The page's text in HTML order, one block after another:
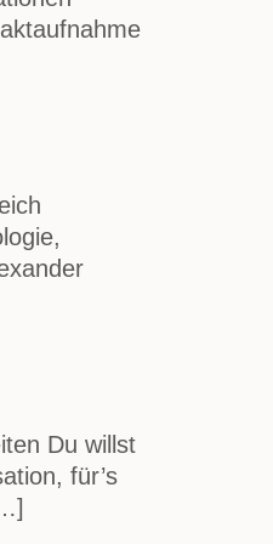
Du willst
für’s